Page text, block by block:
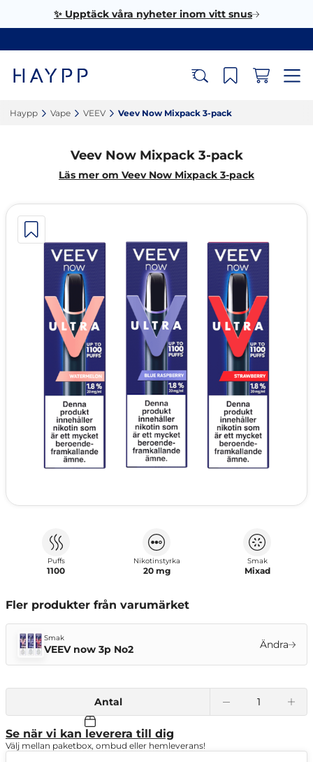
✨ Upptäck våra nyheter inom vitt snus
Haypp‎ Vape‎ VEEV‎ Veev Now Mixpack 3-pack‎
Veev Now Mixpack 3-pack
Läs mer om Veev Now Mixpack 3-pack
Puffs
1100
Nikotinstyrka
20 mg
Smak
Mixad
Fler produkter från varumärket
Smak
VEEV now 3p No2 Ändra
Antal
Se när vi kan leverera till dig
Välj mellan paketbox, ombud eller hemleverans!